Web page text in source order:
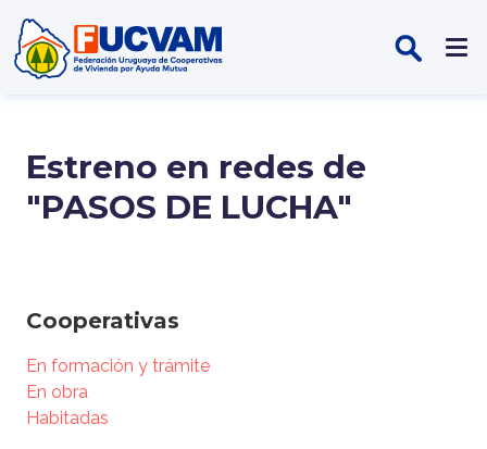
Estreno en redes de
"PASOS DE LUCHA"
Cooperativas
En formación y trámite
En obra
Habitadas